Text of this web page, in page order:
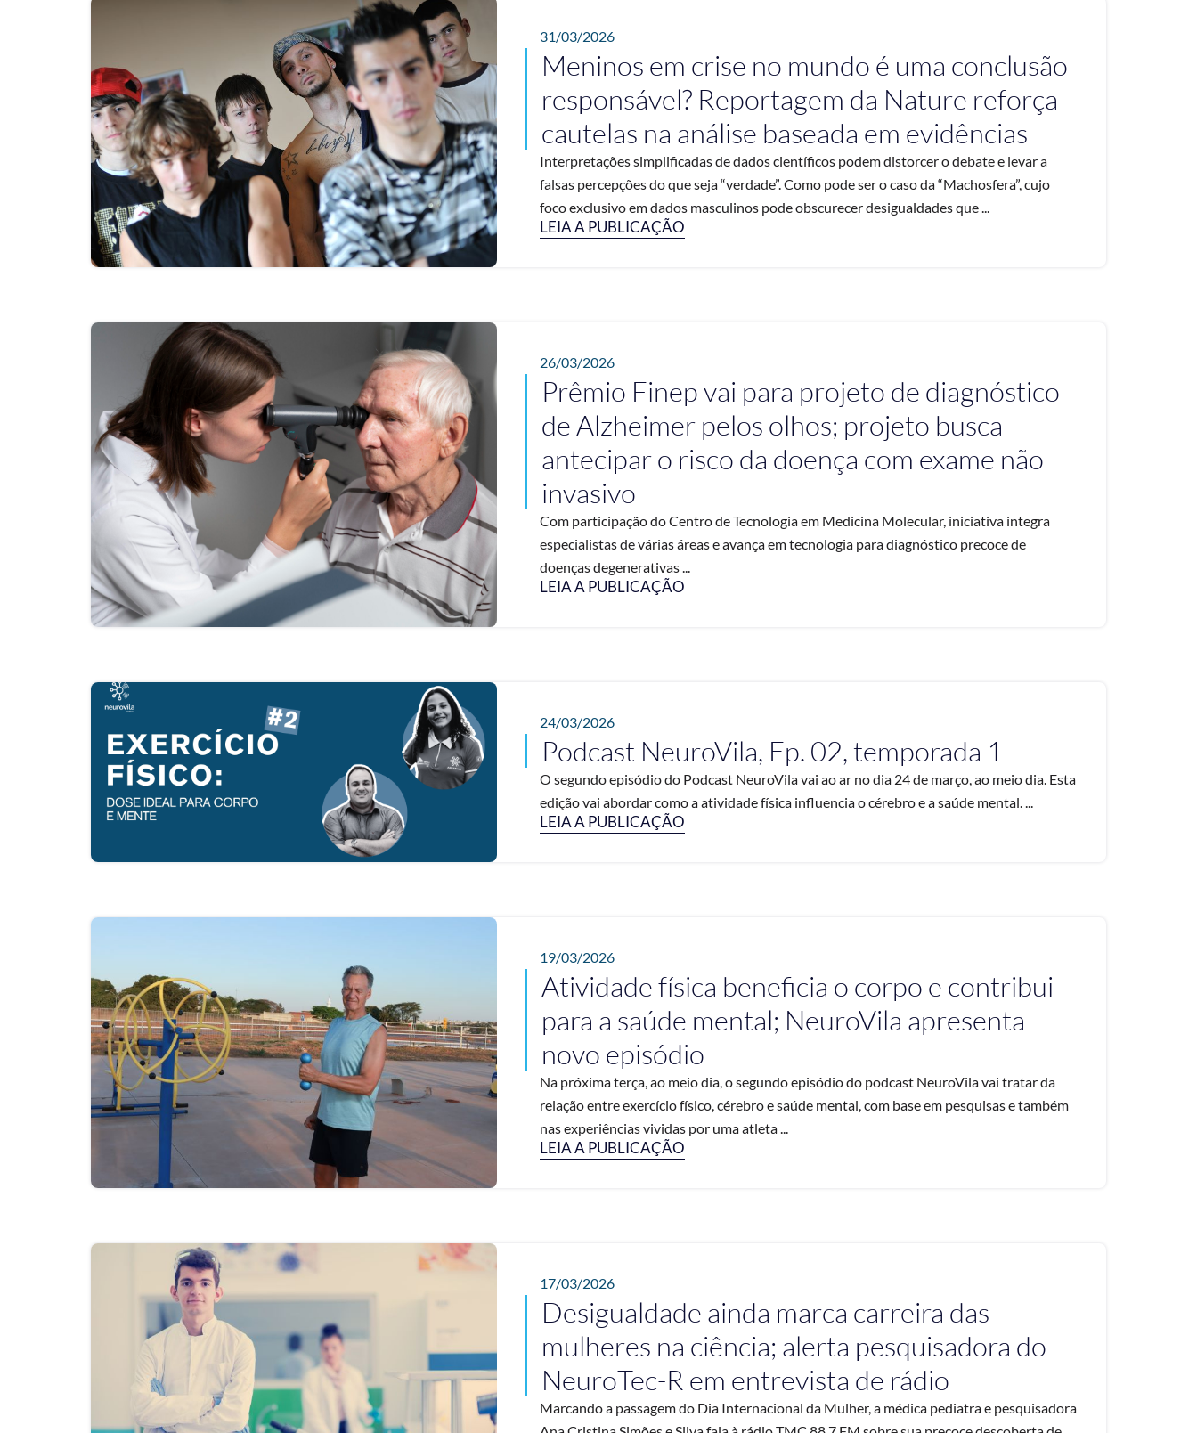
31/03/2026
Meninos em crise no mundo é uma conclusão
responsável? Reportagem da Nature reforça
cautelas na análise baseada em evidências
Interpretações simplificadas de dados científicos podem distorcer o debate e levar a
falsas percepções do que seja “verdade”. Como pode ser o caso da “Machosfera”, cujo
foco exclusivo em dados masculinos pode obscurecer desigualdades que ...
LEIA A PUBLICAÇÃO
26/03/2026
Prêmio Finep vai para projeto de diagnóstico
de Alzheimer pelos olhos; projeto busca
antecipar o risco da doença com exame não
invasivo
Com participação do Centro de Tecnologia em Medicina Molecular, iniciativa integra
especialistas de várias áreas e avança em tecnologia para diagnóstico precoce de
doenças degenerativas ...
LEIA A PUBLICAÇÃO
24/03/2026
Podcast NeuroVila, Ep. 02, temporada 1
O segundo episódio do Podcast NeuroVila vai ao ar no dia 24 de março, ao meio dia. Esta
edição vai abordar como a atividade física influencia o cérebro e a saúde mental. ...
LEIA A PUBLICAÇÃO
19/03/2026
Atividade física beneficia o corpo e contribui
para a saúde mental; NeuroVila apresenta
novo episódio
Na próxima terça, ao meio dia, o segundo episódio do podcast NeuroVila vai tratar da
relação entre exercício físico, cérebro e saúde mental, com base em pesquisas e também
nas experiências vividas por uma atleta ...
LEIA A PUBLICAÇÃO
17/03/2026
Desigualdade ainda marca carreira das
mulheres na ciência; alerta pesquisadora do
NeuroTec-R em entrevista de rádio
Marcando a passagem do Dia Internacional da Mulher, a médica pediatra e pesquisadora